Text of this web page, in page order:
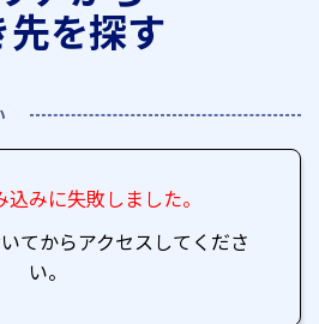
先を探す
みに失敗しました。
てからアクセスしてくださ
い。